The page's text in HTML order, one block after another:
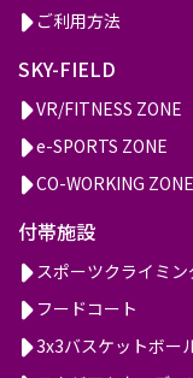
ご利用方法
SKY-FIELD
VR/FITNESS ZONE
e-SPORTS ZONE
CO-WORKING ZONE
付帯施設
スポーツクライミン
フードコート
3x3バスケットボー